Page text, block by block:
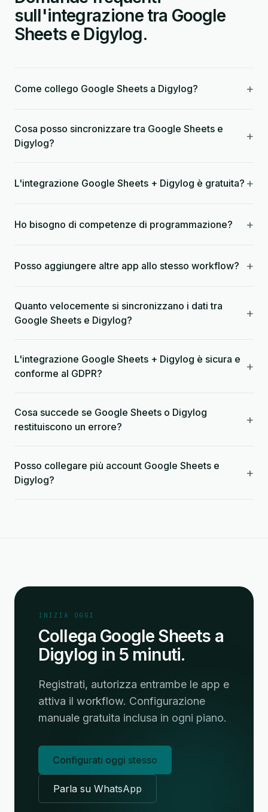
sull'integrazione tra Google
Sheets e Digylog.
Come collego Google Sheets a Digylog? +
Cosa posso sincronizzare tra Google Sheets e
Digylog?
+
L'integrazione Google Sheets + Digylog è gratuita? +
Ho bisogno di competenze di programmazione? +
Posso aggiungere altre app allo stesso workflow? +
Quanto velocemente si sincronizzano i dati tra
Google Sheets e Digylog?
+
L'integrazione Google Sheets + Digylog è sicura e
conforme al GDPR?
+
Cosa succede se Google Sheets o Digylog
restituiscono un errore?
+
Posso collegare più account Google Sheets e
Digylog?
+
INIZIA OGGI
Collega Google Sheets a
Digylog in 5 minuti.
Registrati, autorizza entrambe le app e
attiva il workflow. Configurazione
manuale gratuita inclusa in ogni piano.
Configurati oggi stesso
Parla su WhatsApp